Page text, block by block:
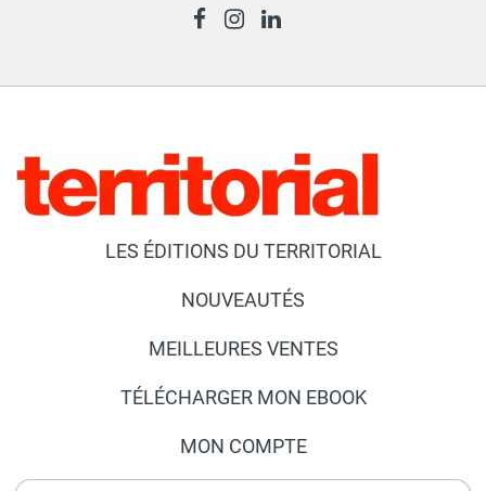
LES ÉDITIONS DU TERRITORIAL
NOUVEAUTÉS
MEILLEURES VENTES
TÉLÉCHARGER MON EBOOK
MON COMPTE